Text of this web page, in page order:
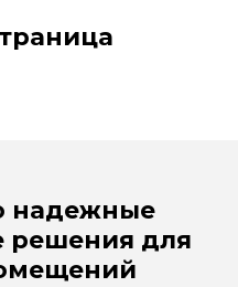
надежные
решения для